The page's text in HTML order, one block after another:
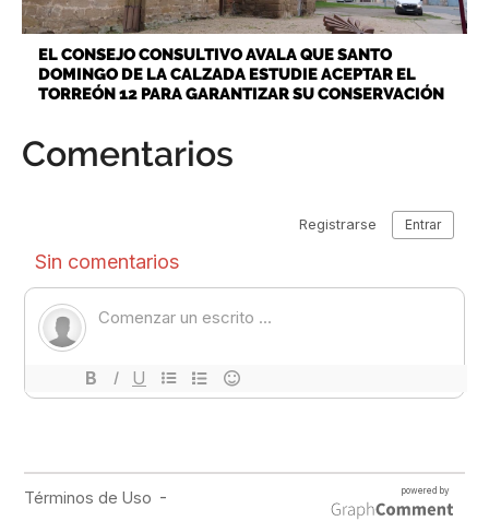
EL CONSEJO CONSULTIVO AVALA QUE SANTO
DOMINGO DE LA CALZADA ESTUDIE ACEPTAR EL
TORREÓN 12 PARA GARANTIZAR SU CONSERVACIÓN
Comentarios